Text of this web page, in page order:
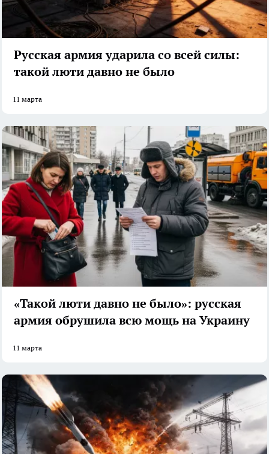
Русская армия ударила со всей силы:
такой люти давно не было
11 марта
«Такой люти давно не было»: русская
армия обрушила всю мощь на Украину
11 марта